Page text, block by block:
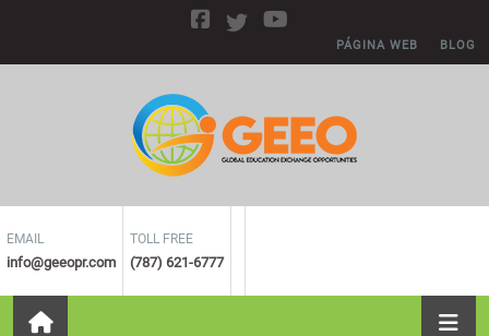
PÁGINA WEB BLOG
EMAIL
info@geeopr.com
TOLL FREE
(787) 621-6777